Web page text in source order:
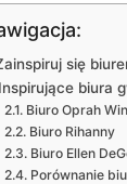
się
Inspirujące biura
Biuro Oprah
Biuro ​Rihanny
Biuro ⁤Ellen
Porównanie